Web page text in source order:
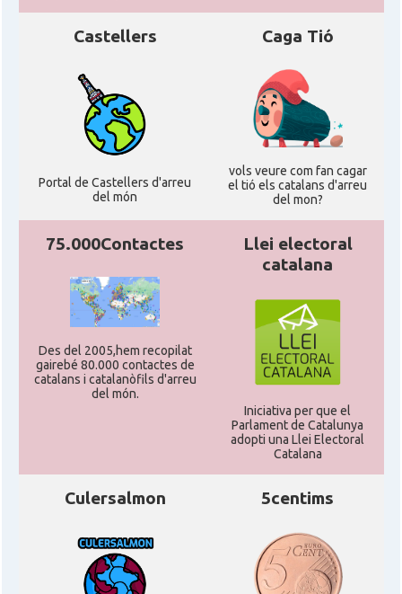
Castellers
Portal de Castellers d'arreu
del món
Caga Tió
vols veure com fan cagar
el tió els catalans d'arreu
del mon?
75.000Contactes
Des del 2005,hem recopilat
gairebé 80.000 contactes de
catalans i catalanòfils d'arreu
del món.
Llei electoral
catalana
Iniciativa per que el
Parlament de Catalunya
adopti una Llei Electoral
Catalana
Culersalmon 5centims